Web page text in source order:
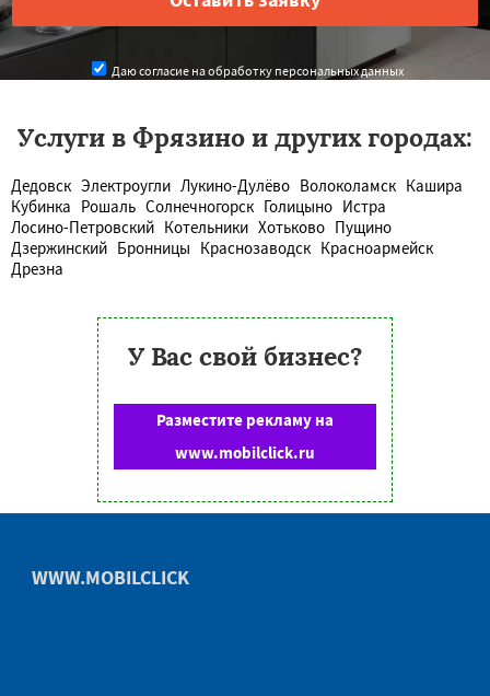
Даю согласие на обработку персональных данных
Услуги в Фрязино и других городах:
Дедовск Электроугли Лукино-Дулёво Волоколамск Кашира
Кубинка Рошаль Солнечногорск Голицыно Истра
Лосино-Петровский Котельники Хотьково Пущино
Дзержинский Бронницы Краснозаводск Красноармейск
Дрезна
У Вас свой бизнес?
Разместите рекламу на
www.mobilclick.ru
WWW.MOBILCLICK